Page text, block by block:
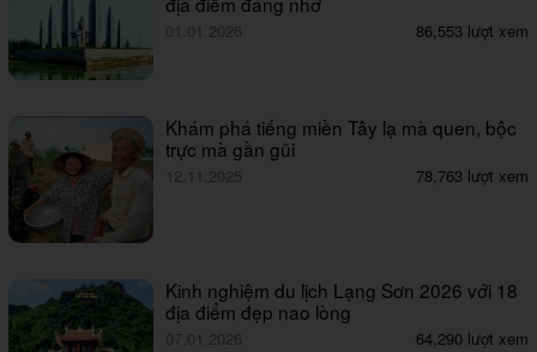
01.01.2026 86,553 lượt xem
Khám phá tiếng miền Tây lạ mà quen, bộc
trực mà gần gũi
12.11.2025 78,763 lượt xem
Kinh nghiệm du lịch Lạng Sơn 2026 với 18
địa điểm đẹp nao lòng
07.01.2026 64,290 lượt xem